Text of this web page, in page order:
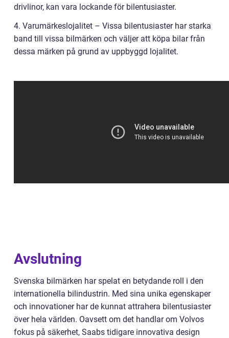
drivlinor, kan vara lockande för bilentusiaster.
4. Varumärkeslojalitet – Vissa bilentusiaster har starka
band till vissa bilmärken och väljer att köpa bilar från
dessa märken på grund av uppbyggd lojalitet.
Avslutning
Svenska bilmärken har spelat en betydande roll i den
internationella bilindustrin. Med sina unika egenskaper
och innovationer har de kunnat attrahera bilentusiaster
över hela världen. Oavsett om det handlar om Volvos
fokus på säkerhet, Saabs tidigare innovativa design